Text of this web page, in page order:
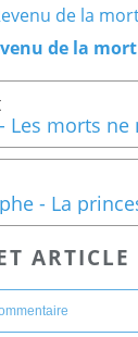
de la mort
ARTICLE